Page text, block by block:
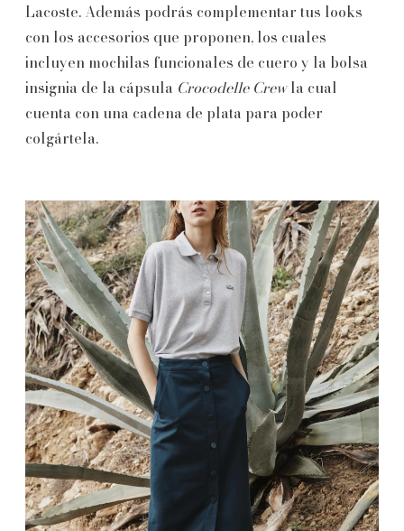
Lacoste. Además podrás complementar tus looks
con los accesorios que proponen, los cuales
incluyen mochilas funcionales de cuero y la bolsa
insignia de la cápsula Crocodelle Crewla cual
cuenta con una cadena de plata para poder
colgártela.